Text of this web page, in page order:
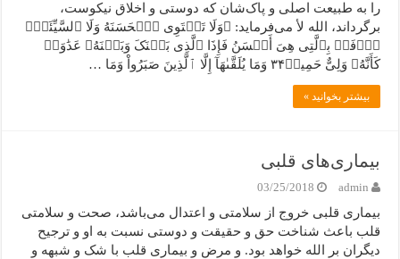
را به طبیعت اصلی و پاک‌شان که دوستی و اخلاق نیکوست،
برگرداند، الله ﻷ می‌فرماید: ﴿وَلَا تَسۡتَوِی ٱلۡحَسَنَهُ وَلَا ٱلسَّیِّئَهُۚ
ٱدۡفَعۡ بِٱلَّتِی هِیَ أَحۡسَنُ فَإِذَا ٱلَّذِی بَیۡنَکَ وَبَیۡنَهُۥ عَدَٰوَهٞ
کَأَنَّهُۥ وَلِیٌّ حَمِیمٞ٣۴ وَمَا یُلَقَّىٰهَآ إِلَّا ٱلَّذِینَ صَبَرُواْ وَمَا …
بیشتر بخوانید »
بیماری‌های قلبی
admin
03/25/2018
بیماری قلبی خروج از سلامتی و اعتدال می‌باشد، صحت و سلامتی
قلب باعث شناخت حق و حقیقت و دوستی نسبت به او و ترجیح
دیگران بر الله خواهد بود. و مرض و بیماری قلب با شک و شبهه و